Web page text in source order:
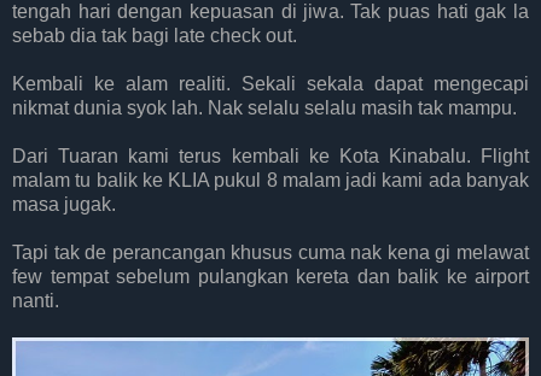
tengah hari dengan kepuasan di jiwa. Tak puas hati gak la
sebab dia tak bagi late check out.
Kembali ke alam realiti. Sekali sekala dapat mengecapi
nikmat dunia syok lah. Nak selalu selalu masih tak mampu.
Dari Tuaran kami terus kembali ke Kota Kinabalu. Flight
malam tu balik ke KLIA pukul 8 malam jadi kami ada banyak
masa jugak.
Tapi tak de perancangan khusus cuma nak kena gi melawat
few tempat sebelum pulangkan kereta dan balik ke airport
nanti.